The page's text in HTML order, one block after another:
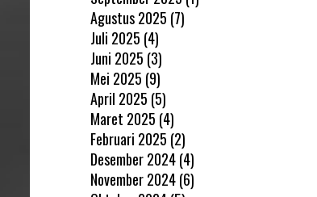
Agustus 2025 (7)
Juli 2025 (4)
Juni 2025 (3)
Mei 2025 (9)
April 2025 (5)
Maret 2025 (4)
Februari 2025 (2)
Desember 2024(4)
November 2024(6)